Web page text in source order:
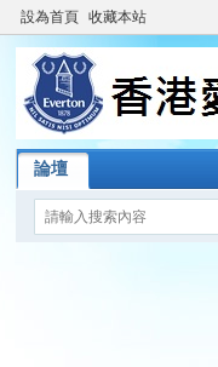
設為首頁 收藏本站
論壇